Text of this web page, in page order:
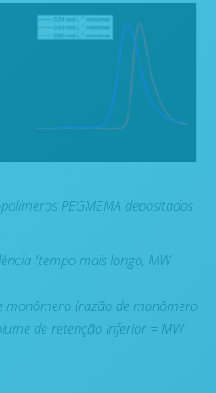
PEGMEMA depositados
(tempo mais longo, MW
monômero (razão de monômero
de retenção inferior = MW